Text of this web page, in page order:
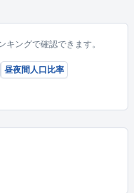
ングで確認できます。
昼夜間人口比率